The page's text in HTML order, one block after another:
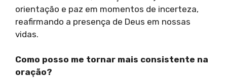
orientação e paz em momentos de incerteza,
reafirmando a presença de Deus em nossas
vidas.
Como posso me tornar mais consistente na
oração?